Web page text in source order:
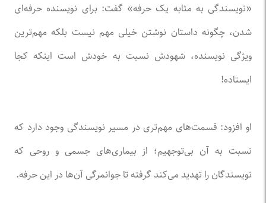
«نویسندگی به مثابه یک حرفه» گفت: برای نویسنده حرفه‌ای
شدن، چگونه داستان نوشتن خیلی مهم ‌نیست بلکه مهم‌ترین
ویژگی نویسنده، شهودش نسبت به خودش است اینکه کجا
ایستاده!
او افزود: قسمت‌های مهم‌تری در مسیر نویسندگی وجود دارد که
نسبت به آن بی‌توجهیم؛ از بیماری‌های جسمی و روحی که
نویسندگان را تهدید می‌کند گرفته تا جوانمرگی آن‌ها در این حرفه.